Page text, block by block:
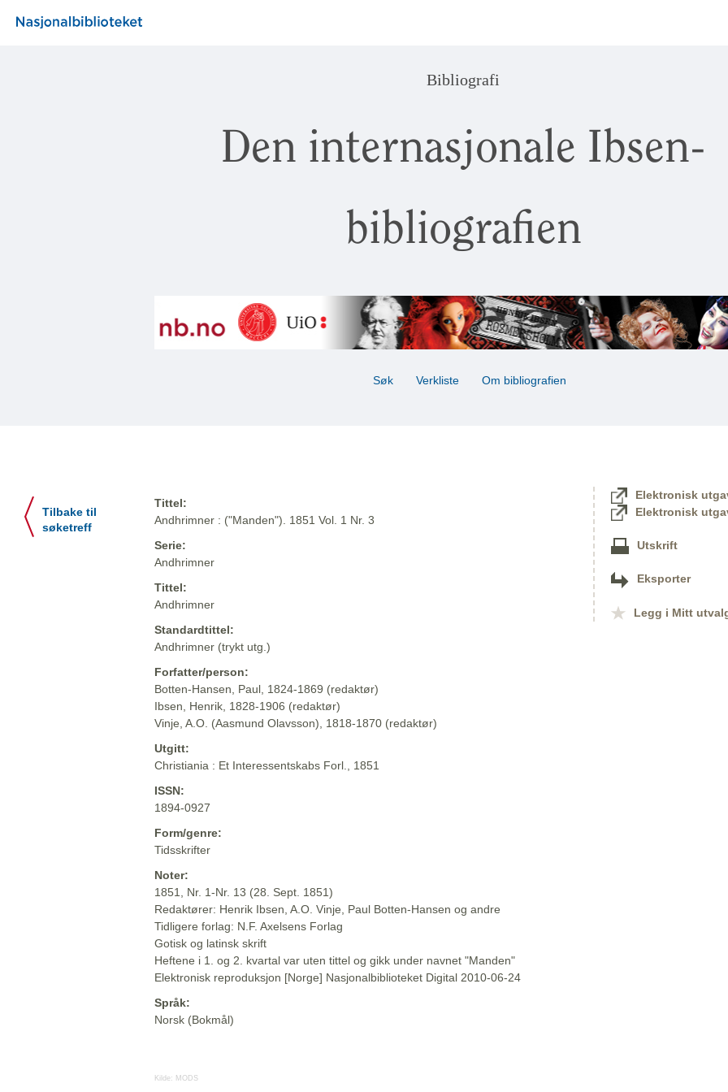
Bibliografi
Den internasjonale Ibsen-
bibliografien
Søk Verkliste Om bibliografien
Tilbake til
søketreff
Tittel:
Andhrimner : ("Manden"). 1851 Vol. 1 Nr. 3
Serie:
Andhrimner
Tittel:
Andhrimner
Standardtittel:
Andhrimner (trykt utg.)
Forfatter/person:
Botten-Hansen, Paul, 1824-1869 (redaktør)
Ibsen, Henrik, 1828-1906 (redaktør)
Vinje, A.O. (Aasmund Olavsson), 1818-1870 (redaktør)
Utgitt:
Christiania : Et Interessentskabs Forl., 1851
ISSN:
1894-0927
Form/genre:
Tidsskrifter
Noter:
1851, Nr. 1-Nr. 13 (28. Sept. 1851)
Redaktører: Henrik Ibsen, A.O. Vinje, Paul Botten-Hansen og andre
Tidligere forlag: N.F. Axelsens Forlag
Gotisk og latinsk skrift
Heftene i 1. og 2. kvartal var uten tittel og gikk under navnet "Manden"
Elektronisk reproduksjon [Norge] Nasjonalbiblioteket Digital 2010-06-24
Språk:
Norsk (Bokmål)
Kilde: MODS
Elektronisk
Elektronisk
Utskrift
Eksporter
Legg i Mitt